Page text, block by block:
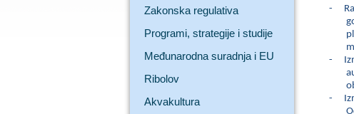
Zakonska regulativa
Programi, strategije i studije
Međunarodna suradnja i EU
Ribolov
Akvakultura
-
-
-